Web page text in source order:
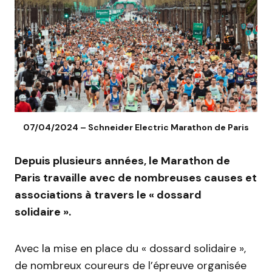
07/04/2024 – Schneider Electric Marathon de Paris
Depuis plusieurs années, le Marathon de
Paris travaille avec de nombreuses causes et
associations à travers le « dossard
solidaire ».
Avec la mise en place du « dossard solidaire »,
de nombreux coureurs de l’épreuve organisée